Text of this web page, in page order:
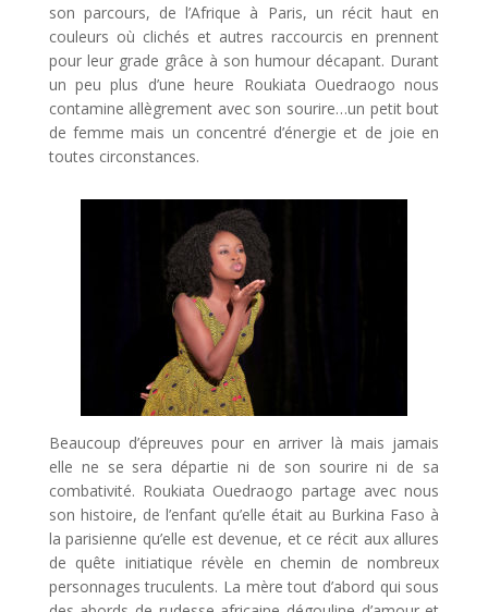
son parcours, de l’Afrique à Paris, un récit haut en
couleurs où clichés et autres raccourcis en prennent
pour leur grade grâce à son humour décapant. Durant
un peu plus d’une heure Roukiata Ouedraogo nous
contamine allègrement avec son sourire…un petit bout
de femme mais un concentré d’énergie et de joie en
toutes circonstances.
Beaucoup d’épreuves pour en arriver là mais jamais
elle ne se sera départie ni de son sourire ni de sa
combativité. Roukiata Ouedraogo partage avec nous
son histoire, de l’enfant qu’elle était au Burkina Faso à
la parisienne qu’elle est devenue, et ce récit aux allures
de quête initiatique révèle en chemin de nombreux
personnages truculents. La mère tout d’abord qui sous